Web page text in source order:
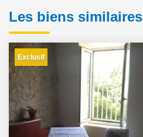
Les biens similaires
Exclusif